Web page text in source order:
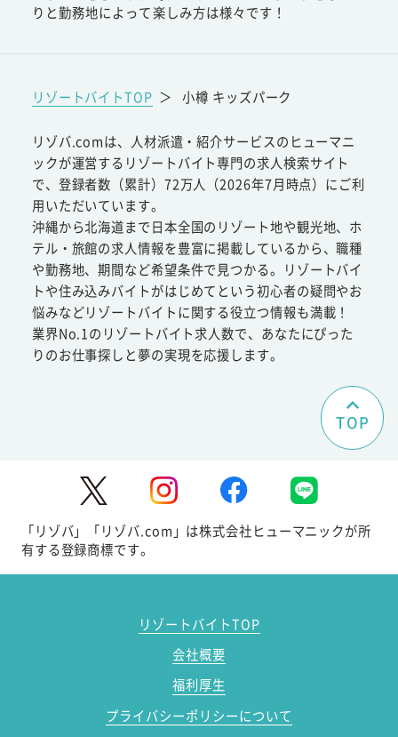
りと勤務地によって楽しみ方は様々です！
リゾートバイトTOP ＞ 小樽 キッズパーク
リゾバ.comは、人材派遣・紹介サービスのヒューマニ
ックが運営するリゾートバイト専門の求人検索サイト
で、登録者数（累計）72万人（2026年7月時点）にご利
用いただいています。
沖縄から北海道まで日本全国のリゾート地や観光地、ホ
テル・旅館の求人情報を豊富に掲載しているから、職種
や勤務地、期間など希望条件で見つかる。リゾートバイ
トや住み込みバイトがはじめてという初心者の疑問やお
悩みなどリゾートバイトに関する役立つ情報も満載！
業界No.1のリゾートバイト求人数で、あなたにぴった
りのお仕事探しと夢の実現を応援します。
TOP
「リゾバ」「リゾバ.com」は株式会社ヒューマニックが所
有する登録商標です。
リゾートバイトTOP
会社概要
福利厚生
プライバシーポリシーについて